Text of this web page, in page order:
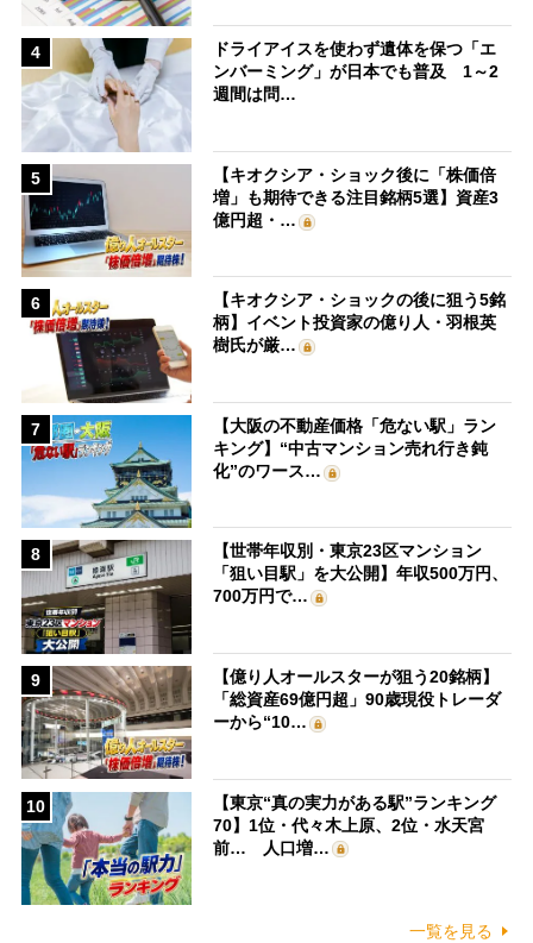
4
ドライアイスを使わず遺体を保つ「エ
ンバーミング」が日本でも普及 1～2
週間は問…
5
【キオクシア・ショック後に「株価倍
増」も期待できる注目銘柄5選】資産3
億円超・…
6
【キオクシア・ショックの後に狙う5銘
柄】イベント投資家の億り人・羽根英
樹氏が厳…
7
【大阪の不動産価格「危ない駅」ラン
キング】“中古マンション売れ行き鈍
化”のワース…
8
【世帯年収別・東京23区マンション
「狙い目駅」を大公開】年収500万円、
700万円で…
9
【億り人オールスターが狙う20銘柄】
「総資産69億円超」90歳現役トレーダ
ーから“10…
10
【東京“真の実力がある駅”ランキング
70】1位・代々木上原、2位・水天宮
前… 人口増…
一覧を見る